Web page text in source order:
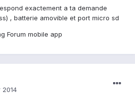
exactement a ta demande
, batterie amovible et port micro sd
Forum mobile app
2014